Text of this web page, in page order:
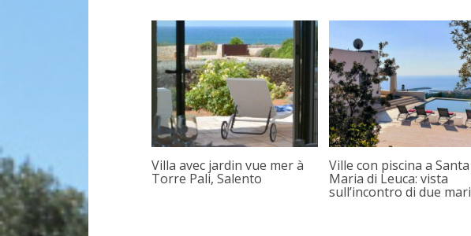
Villa avec jardin vue mer à
Torre Pali, Salento
Ville con piscina a Santa
Maria di Leuca: vista
sull’incontro di due mari